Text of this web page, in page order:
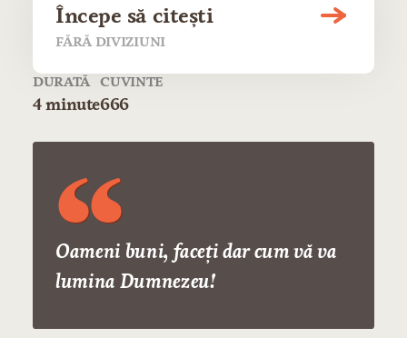
Începe să citești
FĂRĂ DIVIZIUNI
DURATĂ
4 minute
CUVINTE
666
Oameni buni, faceţi dar cum vă va
lumina Dumnezeu!